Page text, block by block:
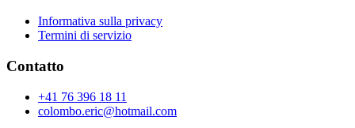
Informativa sulla privacy
Termini di servizio
Contatto
+41 76 396 18 11
colombo.eric@hotmail.com